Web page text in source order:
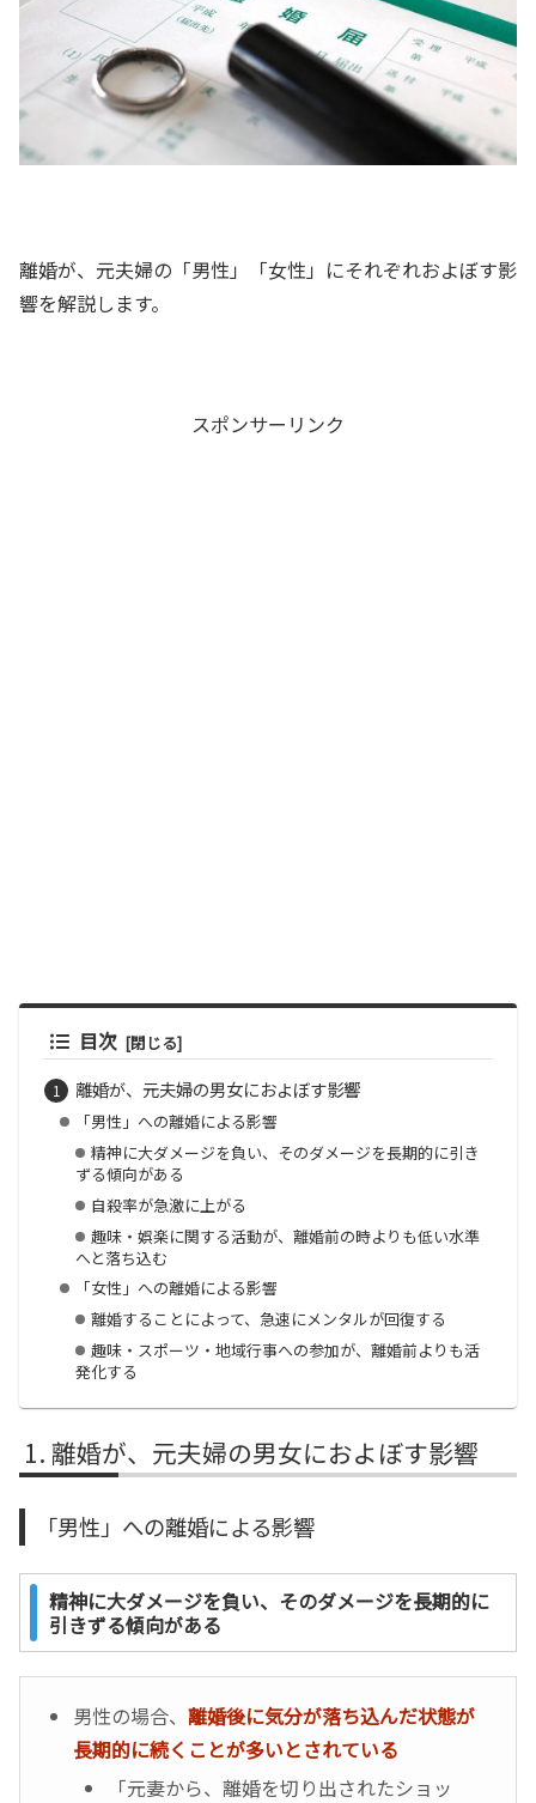
離婚が、元夫婦の「男性」「女性」にそれぞれおよぼす影
響を解説します。
スポンサーリンク
目次
離婚が、元夫婦の男女におよぼす影響
「男性」への離婚による影響
精神に大ダメージを負い、そのダメージを長期的に引き
ずる傾向がある
自殺率が急激に上がる
趣味・娯楽に関する活動が、離婚前の時よりも低い水準
へと落ち込む
「女性」への離婚による影響
離婚することによって、急速にメンタルが回復する
趣味・スポーツ・地域行事への参加が、離婚前よりも活
発化する
離婚が、元夫婦の男女におよぼす影響
「男性」への離婚による影響
精神に大ダメージを負い、そのダメージを長期的に
引きずる傾向がある
男性の場合、離婚後に気分が落ち込んだ状態が
長期的に続くことが多いとされている
「元妻から、離婚を切り出されたショッ